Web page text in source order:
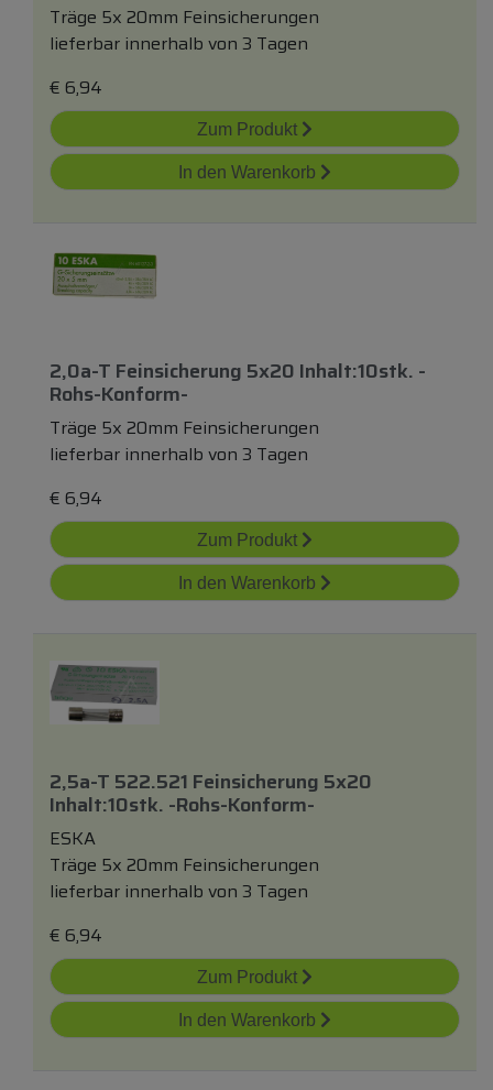
Träge 5x 20mm Feinsicherungen
lieferbar innerhalb von 3 Tagen
€ 6,94
Zum Produkt
In den Warenkorb
2,0a-T Feinsicherung 5x20 Inhalt:10stk. -
Rohs-Konform-
Träge 5x 20mm Feinsicherungen
lieferbar innerhalb von 3 Tagen
€ 6,94
Zum Produkt
In den Warenkorb
2,5a-T 522.521 Feinsicherung 5x20
Inhalt:10stk. -rohs-Konform-
ESKA
Träge 5x 20mm Feinsicherungen
lieferbar innerhalb von 3 Tagen
€ 6,94
Zum Produkt
In den Warenkorb